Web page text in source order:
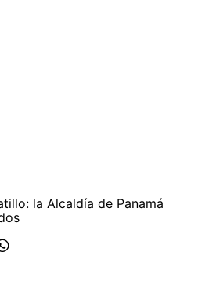
la Alcaldía de Panamá